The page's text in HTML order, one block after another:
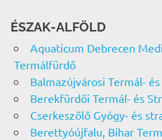
ÉSZAK-ALFÖLD
Aquaticum Debrecen
Termálfürdő
Balmazújvárosi Termál-
Berekfürdői Termál- és
Cserkeszőlő Gyógy- és
Berettyóújfalu, Bihar